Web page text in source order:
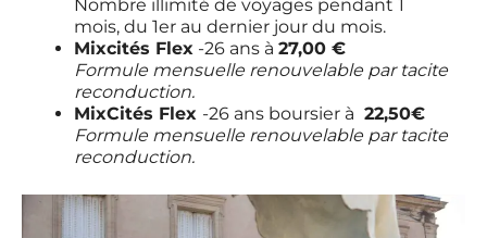
Nombre illimité de voyages pendant 1
mois, du 1er au dernier jour du mois.
Mixcités Flex -26 ans à 27,00 €
Formule mensuelle renouvelable par tacite
reconduction.
MixCités Flex -26 ans boursier à 22,50€
Formule mensuelle renouvelable par tacite
reconduction.